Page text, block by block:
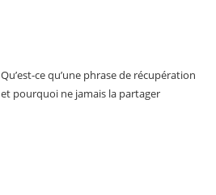
Qu’est-ce qu’une phrase de récupération
et pourquoi ne jamais la partager